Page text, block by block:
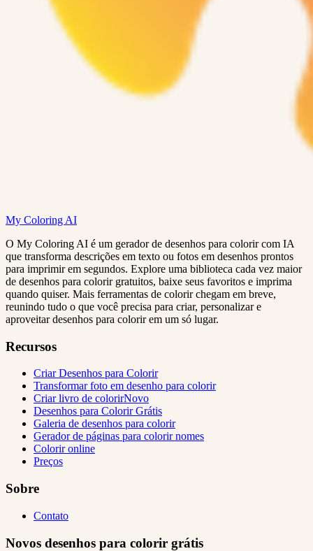
My Coloring AI
O My Coloring AI é um gerador de desenhos para colorir com IA
que transforma descrições em texto ou fotos em desenhos prontos
para imprimir em segundos. Explore uma biblioteca cada vez maior
de desenhos para colorir gratuitos, baixe seus favoritos e imprima
quando quiser. Mais ferramentas de colorir chegam em breve,
reunindo tudo o que você precisa para criar, personalizar e
aproveitar desenhos para colorir em um só lugar.
Recursos
Criar Desenhos para Colorir
Transformar foto em desenho para colorir
Criar livro de colorirNovo
Desenhos para Colorir Grátis
Galeria de desenhos para colorir
Gerador de páginas para colorir nomes
Colorir online
Preços
Sobre
Contato
Novos desenhos para colorir grátis